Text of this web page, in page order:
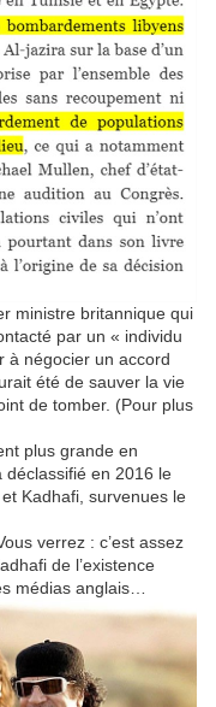
ministre britannique qui
par un « individu
à négocier un accord
été de sauver la vie
de tomber. (Pour plus
plus grande en
déclassifié en 2016 le
Kadhafi, survenues le
verrez : c’est assez
de l’existence
médias anglais…